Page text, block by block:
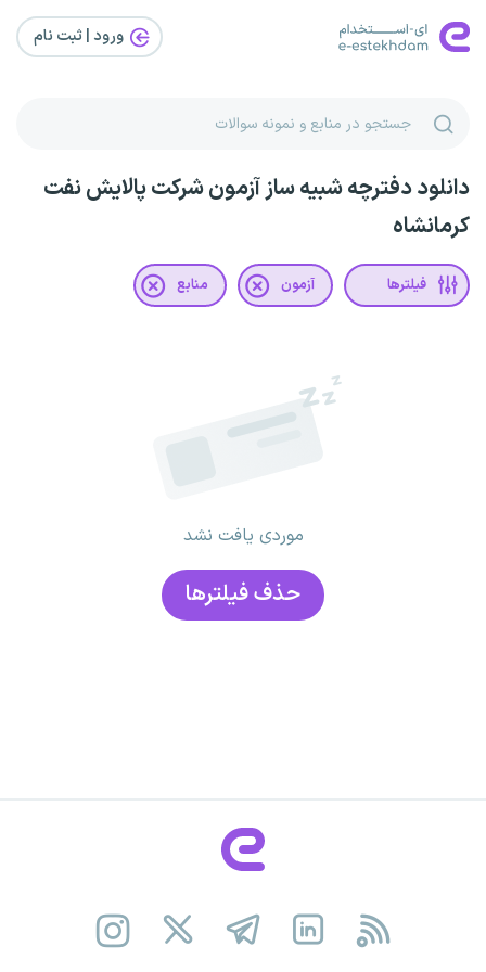
ورود | ثبت‌ نام
دانلود دفترچه شبیه ساز آزمون شرکت پالایش نفت
کرمانشاه
فیلترها آزمون منابع
موردی یافت نشد
حذف فیلتر‌ها